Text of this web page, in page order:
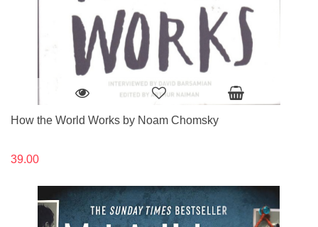
How the World Works by Noam Chomsky
39.00